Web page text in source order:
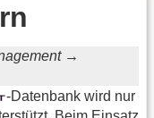
→
-Datenbank wird nur